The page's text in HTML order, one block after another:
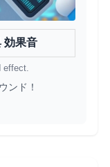
効果音
effect.
ンド！